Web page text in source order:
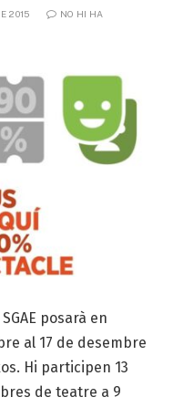
2015 NO HI HA
posarà en
al 17 de desembre
Hi participen 13
de teatre a 9